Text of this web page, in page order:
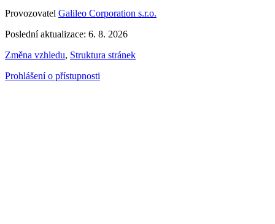
Provozovatel Galileo Corporation s.r.o.
Poslední aktualizace: 6. 8. 2026
Změna vzhledu, Struktura stránek
Prohlášení o přístupnosti